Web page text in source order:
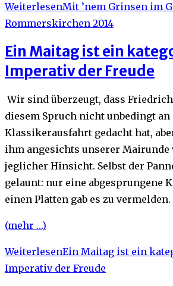
WeiterlesenMit ’nem Grinsen im
Rommerskirchen 2014
Ein Maitag ist ein
Imperativ der Freude
Wir sind überzeugt, dass Friedrich
diesem Spruch nicht unbedingt an
Klassikerausfahrt gedacht hat,
ihm angesichts unserer Mairunde
jeglicher Hinsicht. Selbst der
gelaunt: nur eine abgesprungene
einen Platten gab es zu vermelden.
(mehr …)
WeiterlesenEin Maitag ist ein
Imperativ der Freude